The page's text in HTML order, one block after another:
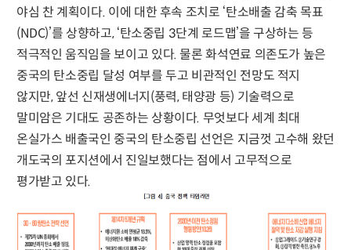
야심 찬 계획이다. 이에 대한 후속 조치로 ‘탄소배출 감축 목표
(NDC)’를 상향하고, ‘탄소중립 3단계 로드맵’을 구상하는 등
적극적인 움직임을 보이고 있다. 물론 화석연료 의존도가 높은
중국의 탄소중립 달성 여부를 두고 비관적인 전망도 적지
않지만, 앞선 신재생에너지(풍력, 태양광 등) 기술력으로
말미암은 기대도 공존하는 상황이다. 무엇보다 세계 최대
온실가스 배출국인 중국의 탄소중립 선언은 지금껏 고수해 왔던
개도국의 포지션에서 진일보했다는 점에서 고무적으로
평가받고 있다.